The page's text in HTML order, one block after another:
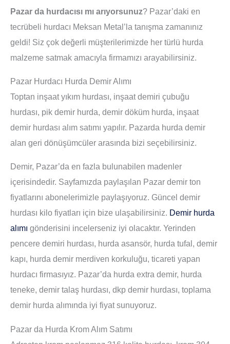
Pazar da hurdacısı mı arıyorsunuz? Pazar’daki en
tecrübeli hurdacı Meksan Metal’la tanışma zamanınız
geldi! Siz çok değerli müşterilerimizde her türlü hurda
malzeme satmak amacıyla firmamızı arayabilirsiniz.
Pazar Hurdacı Hurda Demir Alımı
Toptan inşaat yıkım hurdası, inşaat demiri çubuğu
hurdası, pik demir hurda, demir döküm hurda, inşaat
demir hurdası alım satımı yapılır. Pazarda hurda demir
alan geri dönüşümcüler arasında bizi seçebilirsiniz.
Demir, Pazar’da en fazla bulunabilen madenler
içerisindedir. Sayfamızda paylaşılan Pazar demir ton
fiyatlarını abonelerimizle paylaşıyoruz. Güncel demir
hurdası kilo fiyatları için bize ulaşabilirsiniz. Demir hurda
alımı gönderisini incelerseniz iyi olacaktır. Yerinden
pencere demiri hurdası, hurda asansör, hurda tufal, demir
kapı, hurda demir merdiven korkuluğu, ticareti yapan
hurdacı firmasıyız. Pazar’da hurda extra demir, hurda
teneke, demir talaş hurdası, dkp demir hurdası, toplama
demir hurda alımında iyi fiyat sunuyoruz.
Pazar da Hurda Krom Alım Satımı